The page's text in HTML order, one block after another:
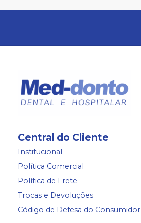
Central do Cliente
Institucional
Política Comercial
Política de Frete
Trocas e Devoluções
Código de Defesa do Consumidor